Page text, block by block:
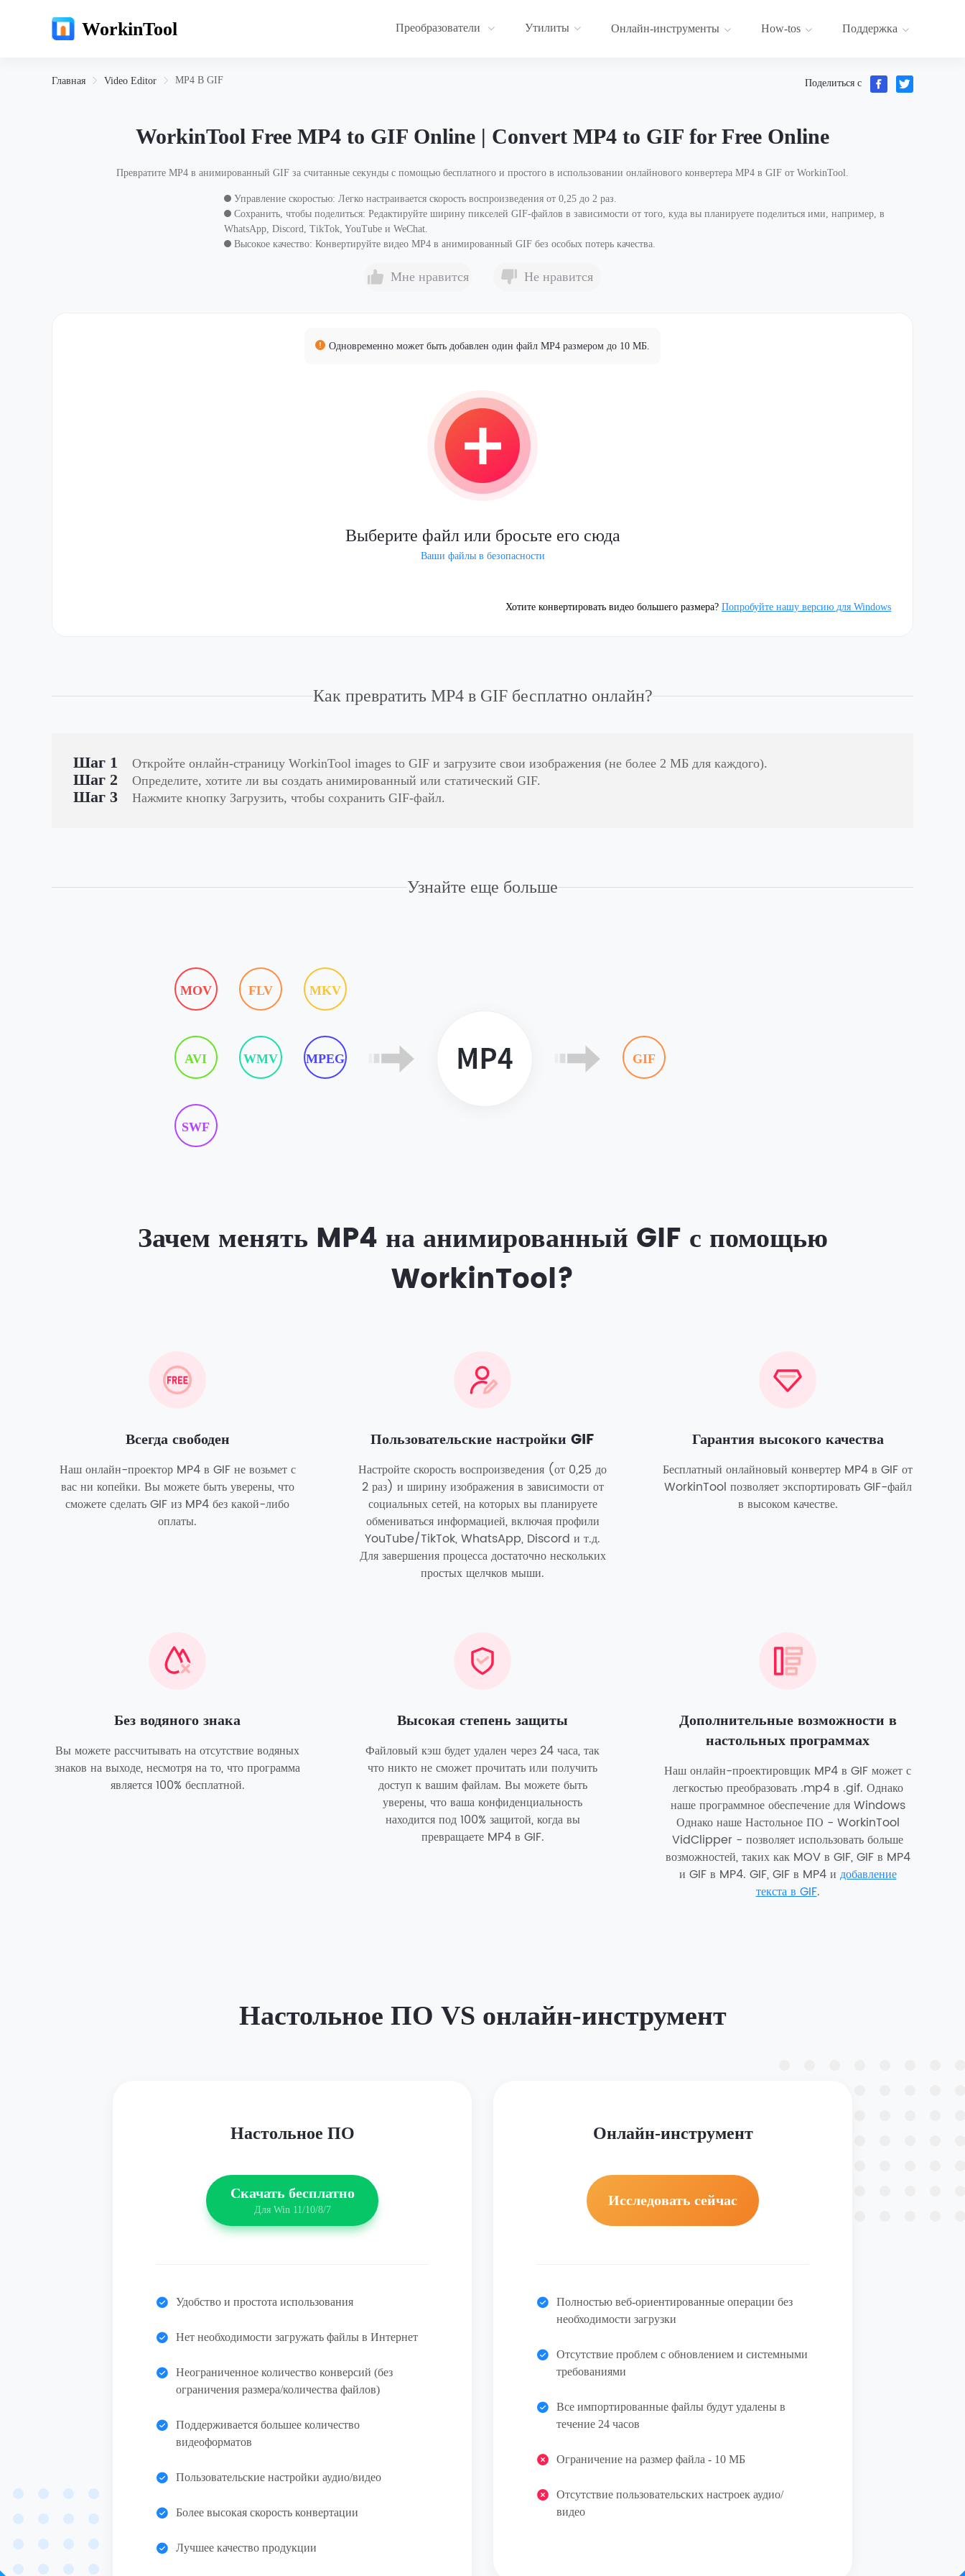
WorkinTool Преобразователи Утилиты Онлайн-инструменты How-tos Поддержка
Главная Video Editor MP4 В GIF Поделиться с
WorkinTool Free MP4 to GIF Online | Convert MP4 to GIF for Free Online
Превратите MP4 в анимированный GIF за считанные секунды с помощью бесплатного и простого в использовании онлайнового конвертера MP4 в GIF от WorkinTool.
Управление скоростью: Легко настраивается скорость воспроизведения от 0,25 до 2 раз.
Сохранить, чтобы поделиться: Редактируйте ширину пикселей GIF-файлов в зависимости от того, куда вы планируете поделиться ими, например, в
WhatsApp, Discord, TikTok, YouTube и WeChat.
Высокое качество: Конвертируйте видео MP4 в анимированный GIF без особых потерь качества.
Мне нравится Не нравится
Одновременно может быть добавлен один файл MP4 размером до 10 МБ.
Выберите файл или бросьте его сюда
Ваши файлы в безопасности
Хотите конвертировать видео большего размера? Попробуйте нашу версию для Windows
Как превратить MP4 в GIF бесплатно онлайн?
Шаг 1 Откройте онлайн-страницу WorkinTool images to GIF и загрузите свои изображения (не более 2 МБ для каждого).
Шаг 2 Определите, хотите ли вы создать анимированный или статический GIF.
Шаг 3 Нажмите кнопку Загрузить, чтобы сохранить GIF-файл.
Узнайте еще больше
MOV FLV MKV
AVI WMV MPEG
SWF
GIF
Зачем менять MP4 на анимированный GIF с помощью
WorkinTool?
Всегда свободен
Наш онлайн-проектор MP4 в GIF не возьмет с
вас ни копейки. Вы можете быть уверены, что
сможете сделать GIF из MP4 без какой-либо
оплаты.
Пользовательские настройки GIF
Настройте скорость воспроизведения (от 0,25 до
2 раз) и ширину изображения в зависимости от
социальных сетей, на которых вы планируете
обмениваться информацией, включая профили
YouTube/TikTok, WhatsApp, Discord и т.д.
Для завершения процесса достаточно нескольких
простых щелчков мыши.
Гарантия высокого качества
Бесплатный онлайновый конвертер MP4 в GIF от
WorkinTool позволяет экспортировать GIF-файл
в высоком качестве.
Без водяного знака
Вы можете рассчитывать на отсутствие водяных
знаков на выходе, несмотря на то, что программа
является 100% бесплатной.
Высокая степень защиты
Файловый кэш будет удален через 24 часа, так
что никто не сможет прочитать или получить
доступ к вашим файлам. Вы можете быть
уверены, что ваша конфиденциальность
находится под 100% защитой, когда вы
превращаете MP4 в GIF.
Дополнительные возможности в
настольных программах
Наш онлайн-проектировщик MP4 в GIF может с
легкостью преобразовать .mp4 в .gif. Однако
наше программное обеспечение для Windows
Однако наше Настольное ПО - WorkinTool
VidClipper - позволяет использовать больше
возможностей, таких как MOV в GIF, GIF в MP4
и GIF в MP4. GIF, GIF в MP4 и добавление
текста в GIF.
Настольное ПО VS онлайн-инструмент
Настольное ПО
Скачать бесплатно
Для Win 11/10/8/7
Удобство и простота использования
Нет необходимости загружать файлы в Интернет
Неограниченное количество конверсий (без
ограничения размера/количества файлов)
Поддерживается большее количество
видеоформатов
Пользовательские настройки аудио/видео
Более высокая скорость конвертации
Лучшее качество продукции
Онлайн-инструмент
Исследовать сейчас
Полностью веб-ориентированные операции без
необходимости загрузки
Отсутствие проблем с обновлением и системными
требованиями
Все импортированные файлы будут удалены в
течение 24 часов
Ограничение на размер файла - 10 МБ
Отсутствие пользовательских настроек аудио/
видео